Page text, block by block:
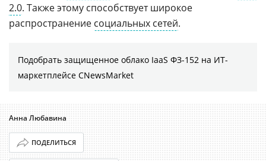
2.0. Также этому способствует широкое
распространение социальных сетей.
Подобрать защищенное облако IaaS ФЗ-152 на ИТ-
маркетплейсе CNewsMarket
Анна Любавина
ПОДЕЛИТЬСЯ